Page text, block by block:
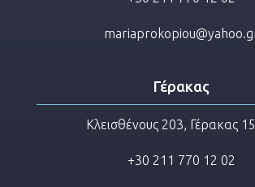
Γέρακας
Κλεισθένους 203, Γέρακας
+30 211 770 12 02